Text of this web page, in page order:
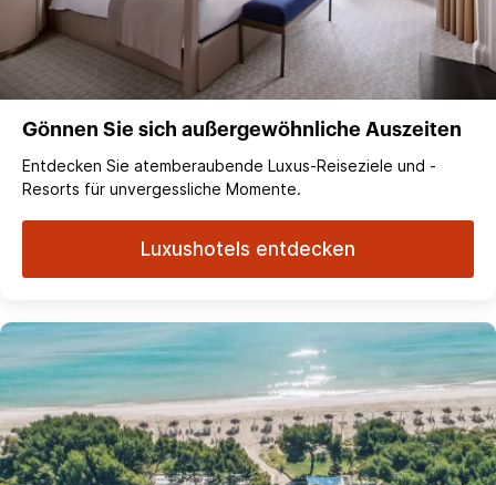
Gönnen Sie sich außergewöhnliche Auszeiten
Entdecken Sie atemberaubende Luxus-Reiseziele und -
Resorts für unvergessliche Momente.
Luxushotels entdecken